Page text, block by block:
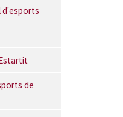
d'esports
de